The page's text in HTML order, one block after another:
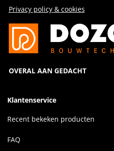
Privacy policy & cookies
OVERAL AAN GEDACHT
Klantenservice
Recent bekeken producten
FAQ